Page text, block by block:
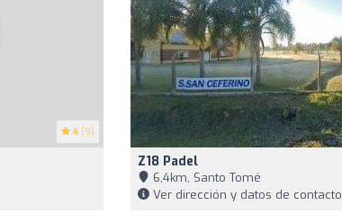
4 (9)
Z18 Padel
6,4km, Santo Tomé
Ver dirección y datos de contacto